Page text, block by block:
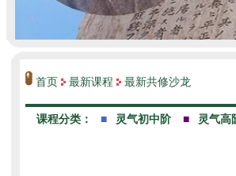
首页 最新课程 最新共修沙龙